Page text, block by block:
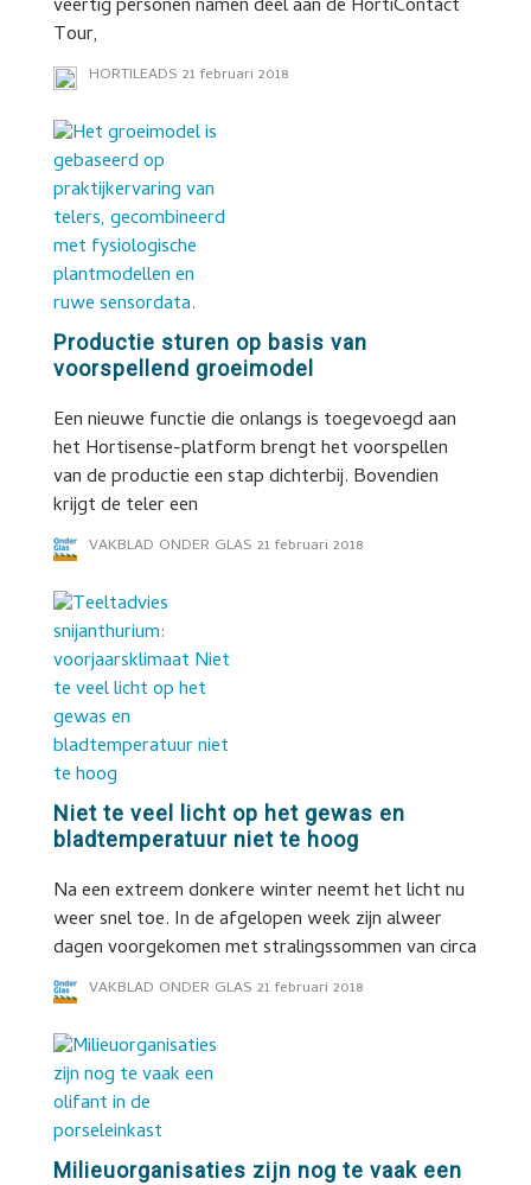
veertig personen namen deel aan de HortiContact
Tour,
HORTILEADS 21 februari 2018
Productie sturen op basis van
voorspellend groeimodel
Een nieuwe functie die onlangs is toegevoegd aan
het Hortisense-platform brengt het voorspellen
van de productie een stap dichterbij. Bovendien
krijgt de teler een
VAKBLAD ONDER GLAS 21 februari 2018
Niet te veel licht op het gewas en
bladtemperatuur niet te hoog
Na een extreem donkere winter neemt het licht nu
weer snel toe. In de afgelopen week zijn alweer
dagen voorgekomen met stralingssommen van circa
VAKBLAD ONDER GLAS 21 februari 2018
Milieuorganisaties zijn nog te vaak een